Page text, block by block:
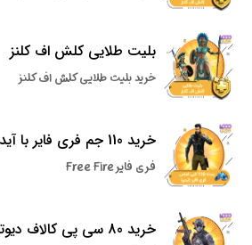
بلیت طلایی کلش اف کلنز
خرید بلیت طلایی کلش اف کلنز
خرید 110 جم فری فایر با آیدی
فری فایر Free Fire
خرید 80 سی پی کالاف دیوتی موبایل